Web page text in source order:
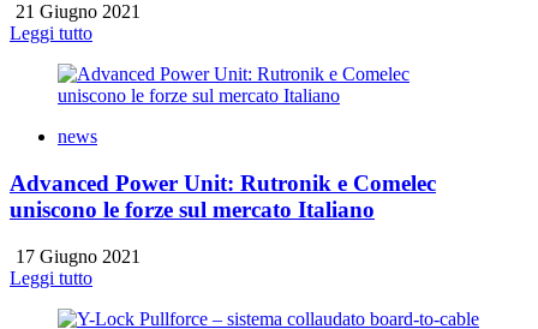
21 Giugno 2021
Leggi tutto
news
Advanced Power Unit: Rutronik e Comelec
uniscono le forze sul mercato Italiano
17 Giugno 2021
Leggi tutto